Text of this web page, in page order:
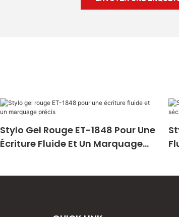
Stylo Gel Rouge ET-1848 Pour Une
Écriture Fluide Et Un Marquage